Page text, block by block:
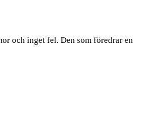
och inget fel. Den som föredrar en